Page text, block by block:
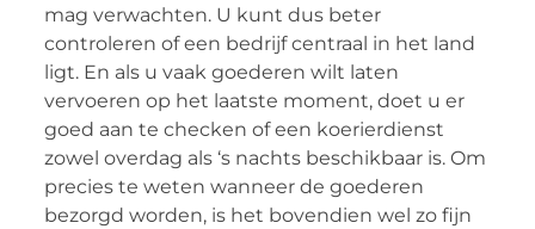
mag verwachten. U kunt dus beter
controleren of een bedrijf centraal in het land
ligt. En als u vaak goederen wilt laten
vervoeren op het laatste moment, doet u er
goed aan te checken of een koerierdienst
zowel overdag als ‘s nachts beschikbaar is. Om
precies te weten wanneer de goederen
bezorgd worden, is het bovendien wel zo fijn